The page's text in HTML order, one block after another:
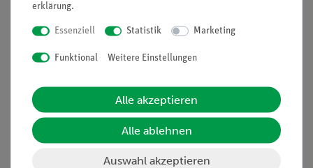
Vorteile
Versuch ist Teil einer Komplettlösung mit zahlreichen
Düngemittel, einfacher Aufbau einer Unterrichtsreihe
Experimentierliteratur für Schüler und Lehrer erhältlich:
Minimale Vorbereitungszeit
erklärung.
Essenziell Statistik Marketing
Funktional Weitere Einstellungen
Alle akzeptieren
Alle ablehnen
Auswahl akzeptieren